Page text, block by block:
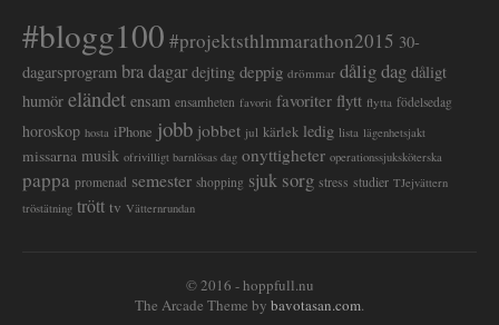
#blogg100 #projektsthlmmarathon2015 30-
dagarsprogram bra dagar dejting deppig drömmar dålig dag dåligt
humör eländet ensam ensamheten favorit favoriter flytt flytta födelsedag
horoskop hosta iPhone jobb jobbet jul kärlek ledig lista lägenhetsjakt
missarna musik ofrivilligt barnlösas dag onyttigheter operationssjuksköterska
pappa promenad semester shopping sjuk sorg stress studier TJejvättern
tröstätning trött tv Vätternrundan
© 2016 - hoppfull.nu
The Arcade Theme by bavotasan.com.